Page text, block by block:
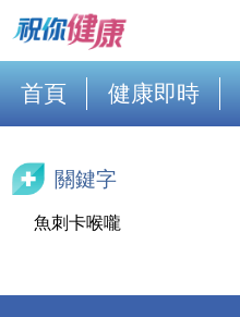
首頁 健康即時
關鍵字
魚刺卡喉嚨